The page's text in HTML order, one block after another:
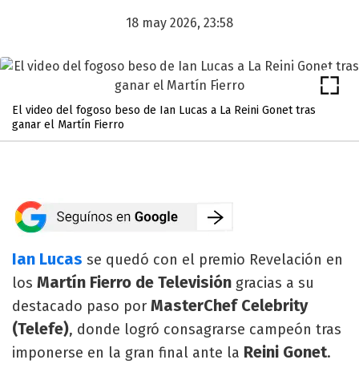
18 may 2026, 23:58
El video del fogoso beso de Ian Lucas a La Reini Gonet tras
ganar el Martín Fierro
Ian Lucas se quedó con el premio Revelación en
los Martín Fierro de Televisión gracias a su
destacado paso por MasterChef Celebrity
(Telefe), donde logró consagrarse campeón tras
imponerse en la gran final ante la Reini Gonet.